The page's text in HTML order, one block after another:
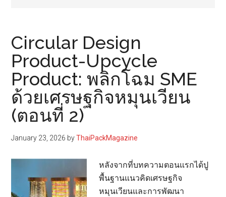
Circular Design
Product-Upcycle
Product: พลิกโฉม SME
ด้วยเศรษฐกิจหมุนเวียน
(ตอนที่ 2)
January 23, 2026 byThaiPackMagazine
หลังจากที่บทความตอนแรกได้ปู
พื้นฐานแนวคิดเศรษฐกิจ
หมุนเวียนและการพัฒนา